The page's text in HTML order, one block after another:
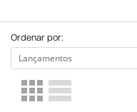
Ordenar por: